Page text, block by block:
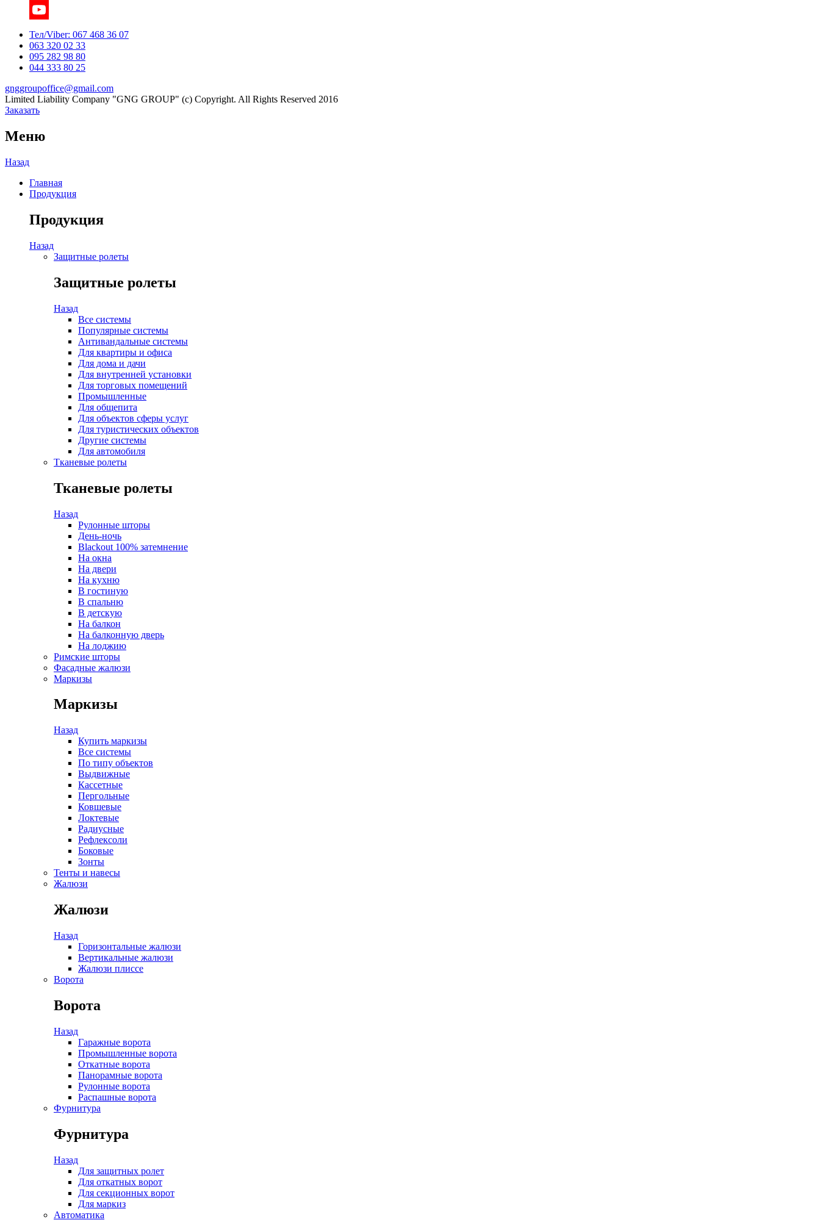
Instagram
YouTube
Channel
Тел/Viber: 067 468 36 07
063 320 02 33
095 282 98 80
044 333 80 25
gnggroupoffice@gmail.com
Limited Liability Company "GNG GROUP" (c) Copyright. All Rights Reserved 2016
Заказать
Меню
Назад
Главная
Продукция
Продукция
Назад
Защитные ролеты
Защитные ролеты
Назад
Все системы
Популярные системы
Антивандальные системы
Для квартиры и офиса
Для дома и дачи
Для внутренней установки
Для торговых помещений
Промышленные
Для общепита
Для объектов сферы услуг
Для туристических объектов
Другие системы
Для автомобиля
Тканевые ролеты
Тканевые ролеты
Назад
Рулонные шторы
День-ночь
Blackout 100% затемнение
На окна
На двери
На кухню
В гостиную
В спальню
В детскую
На балкон
На балконную дверь
На лоджию
Римские шторы
Фасадные жалюзи
Маркизы
Маркизы
Назад
Купить маркизы
Все системы
По типу объектов
Выдвижные
Кассетные
Пергольные
Ковшевые
Локтевые
Радиусные
Рефлексоли
Боковые
Зонты
Тенты и навесы
Жалюзи
Жалюзи
Назад
Горизонтальные жалюзи
Вертикальные жалюзи
Жалюзи плиссе
Ворота
Ворота
Назад
Гаражные ворота
Промышленные ворота
Откатные ворота
Панорамные ворота
Рулонные ворота
Распашные ворота
Фурнитура
Фурнитура
Назад
Для защитных ролет
Для откатных ворот
Для секционных ворот
Для маркиз
Автоматика